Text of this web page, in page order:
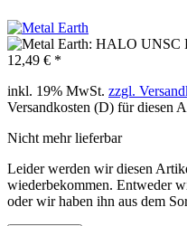
12,49 € *
inkl. 19% MwSt. zzgl.
Versandkosten (D) für diesen
Nicht mehr lieferbar
Leider werden wir diesen
wiederbekommen. Entweder
oder wir haben ihn aus dem